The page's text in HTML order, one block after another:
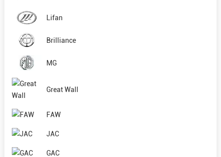
Lifan
Brilliance
MG
Great Wall
FAW
JAC
GAC